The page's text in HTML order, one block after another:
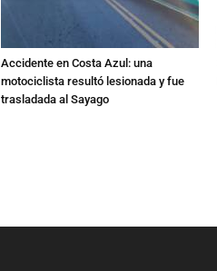
Accidente en Costa Azul: una
motociclista resultó lesionada y fue
trasladada al Sayago